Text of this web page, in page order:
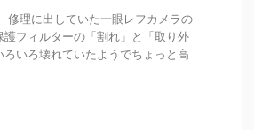
修理に出していた一眼レフカメラの
フィルターの「割れ」と「取り外
いろ壊れていたようでちょっと高